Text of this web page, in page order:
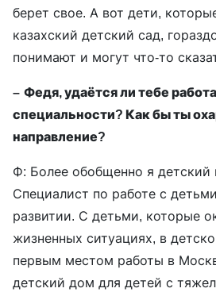
берет свое. А вот дети,
казахский детский сад,
понимают и могут что-то
– Федя, удаётся ли тебе
специальности? Как бы ты
направление?
Ф: Более обобщенно я детский
Специалист по работе с
развитии. С детьми, которые
жизненных ситуациях, в
первым местом работы в
детский дом для детей с